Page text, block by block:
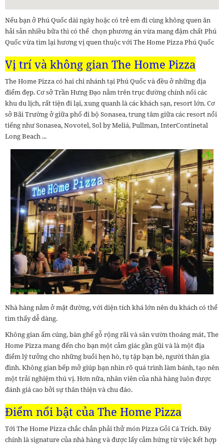
Nếu bạn ở Phú Quốc dài ngày hoặc có trẻ em đi cùng không quen ăn
hải sản nhiều bữa thì có thể chọn phương án vừa mang đậm chất Phú
Quốc vừa tìm lại hương vị quen thuộc với The Home Pizza Phú Quốc
Vị trí và không gian The Home Pizza
The Home Pizza có hai chi nhánh tại Phú Quốc và đều ở những địa
điểm đẹp. Cơ sở Trần Hưng Đạo nằm trên trục đường chính nối các
khu du lịch, rất tiện đi lại, xung quanh là các khách sạn, resort lớn. Cơ
sở Bãi Trường ở giữa phố đi bộ Sonasea, trung tâm giữa các resort nổi
tiếng như Sonasea, Novotel, Sol by Meliá, Pullman, InterContinetal
Long Beach ...
Nhà hàng nằm ở mặt đường, với diện tích khá lớn nên du khách có thể
tìm thấy dễ dàng.
Không gian ấm cúng, bàn ghế gỗ rộng rãi và sân vườn thoáng mát, The
Home Pizza mang đến cho bạn một cảm giác gần gũi và là một địa
điểm lý tưởng cho những buổi hẹn hò, tụ tập bạn bè, người thân gia
đình. Không gian bếp mở giúp bạn nhìn rõ quá trình làm bánh, tạo nên
một trải nghiệm thú vị. Hơn nữa, nhân viên của nhà hàng luôn được
đánh giá cao bởi sự thân thiện và chu đáo.
Điểm nổi bật của The Home Pizza
Tới The Home Pizza chắc chắn phải thử món Pizza Gỏi Cá Trích. Đây
chính là signature của nhà hàng và được lấy cảm hứng từ việc kết hợp